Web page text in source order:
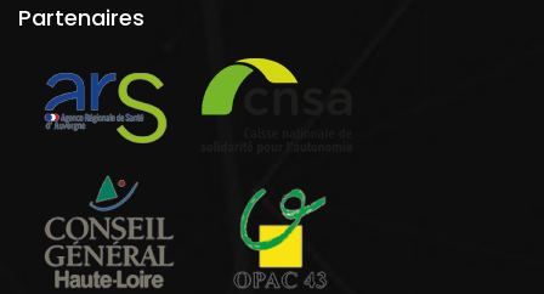
Partenaires